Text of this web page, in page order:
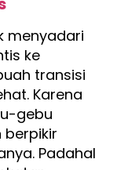
menyadari
ke
transisi
Karena
gebu
Padahal